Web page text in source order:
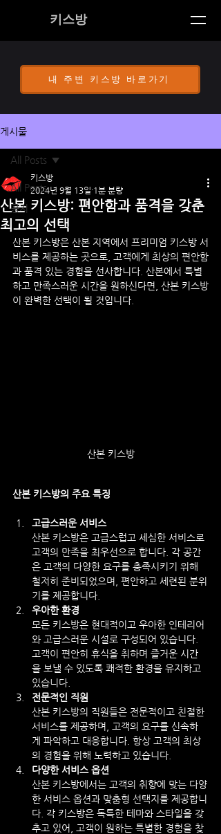
키스방
내 주변 키스방 바로가기
게시물
All Posts
공지
All Posts
산본 키스방: 편안함과 품격을 갖춘
최고의 선택
키스방
2024년 9월 13일 1분 분량
산본 키스방은 산본 지역에서 프리미엄 키스방 서
비스를 제공하는 곳으로, 고객에게 최상의 편안함
과 품격 있는 경험을 선사합니다. 산본에서 특별
하고 만족스러운 시간을 원하신다면, 산본 키스방
이 완벽한 선택이 될 것입니다.
산본 키스방
산본 키스방의 주요 특징
고급스러운 서비스
산본 키스방은 고급스럽고 세심한 서비스로
고객의 만족을 최우선으로 합니다. 각 공간
은 고객의 다양한 요구를 충족시키기 위해
철저히 준비되었으며, 편안하고 세련된 분위
기를 제공합니다.
우아한 환경
모든 키스방은 현대적이고 우아한 인테리어
와 고급스러운 시설로 구성되어 있습니다.
고객이 편안히 휴식을 취하며 즐거운 시간
을 보낼 수 있도록 쾌적한 환경을 유지하고
있습니다.
전문적인 직원
산본 키스방의 직원들은 전문적이고 친절한
서비스를 제공하며, 고객의 요구를 신속하
게 파악하고 대응합니다. 항상 고객의 최상
의 경험을 위해 노력하고 있습니다.
다양한 서비스 옵션
산본 키스방에서는 고객의 취향에 맞는 다양
한 서비스 옵션과 맞춤형 선택지를 제공합니
다. 각 키스방은 독특한 테마와 스타일을 갖
추고 있어, 고객이 원하는 특별한 경험을 찾